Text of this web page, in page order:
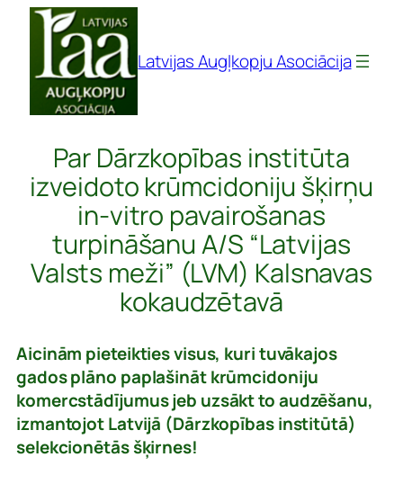
Pāriet
saturu
Latvijas Augļkopju Asociācija
Par Dārzkopības institūta
izveidoto krūmcidoniju šķirņu
in-vitro pavairošanas
turpināšanu A/S “Latvijas
Valsts meži” (LVM) Kalsnavas
kokaudzētavā
Aicinām pieteikties visus, kuri tuvākajos
gados plāno paplašināt krūmcidoniju
komercstādījumus jeb uzsākt to audzēšanu,
izmantojot Latvijā (Dārzkopības institūtā)
selekcionētās šķirnes!